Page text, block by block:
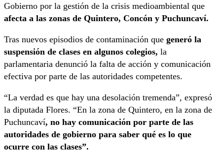
Gobierno por la gestión de la crisis medioambiental que
afecta a las zonas de Quintero, Concón y Puchuncaví.
Tras nuevos episodios de contaminación que generó la
suspensión de clases en algunos colegios, la
parlamentaria denunció la falta de acción y comunicación
efectiva por parte de las autoridades competentes.
“La verdad es que hay una desolación tremenda”, expresó
la diputada Flores. “En la zona de Quintero, en la zona de
Puchuncaví, no hay comunicación por parte de las
autoridades de gobierno para saber qué es lo que
ocurre con las clases”.